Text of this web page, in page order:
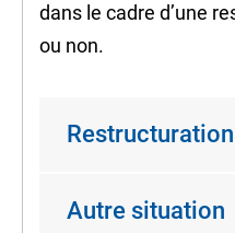
dans le cadre d’une
ou non.
Autre situation